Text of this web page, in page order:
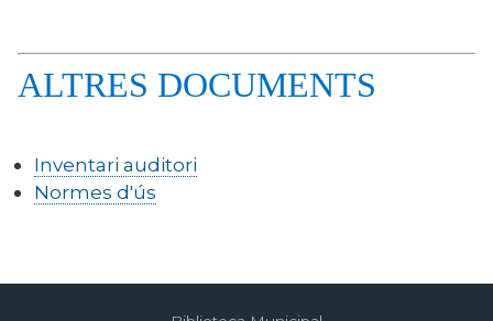
ALTRES DOCUMENTS
Inventari auditori
Normes d'ús